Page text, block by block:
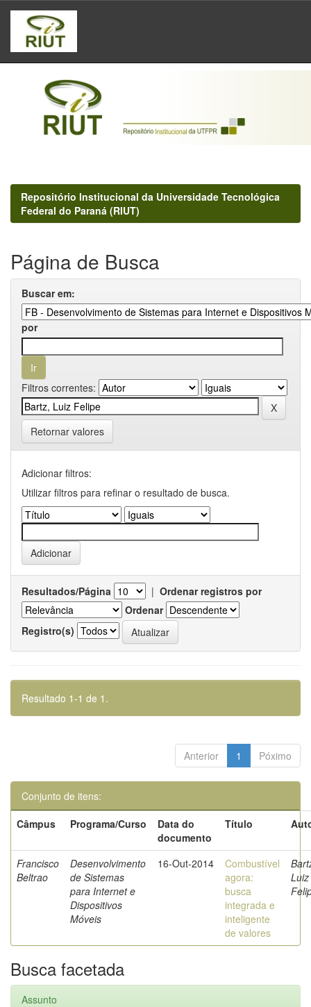
Skip
navigation
Repositório Institucional da Universidade Tecnológica
Federal do Paraná (RIUT)
Página de Busca
Buscar em:
por
Filtros correntes:
Retornar valores
Adicionar filtros:
Utilizar filtros para refinar o resultado de busca.
Resultados/Página | Ordenar registros por
Ordenar
Registro(s)
Resultado 1-1 de 1.
Anterior 1 Póximo
Conjunto de itens:
Câmpus
Programa/Curso
Data do
documento
Título
Francisco
Beltrao
Desenvolvimento
de Sistemas
para Internet e
Dispositivos
Móveis
16-Out-2014
Combustível
agora:
busca
integrada e
inteligente
de valores
Luiz
Busca facetada
Assunto